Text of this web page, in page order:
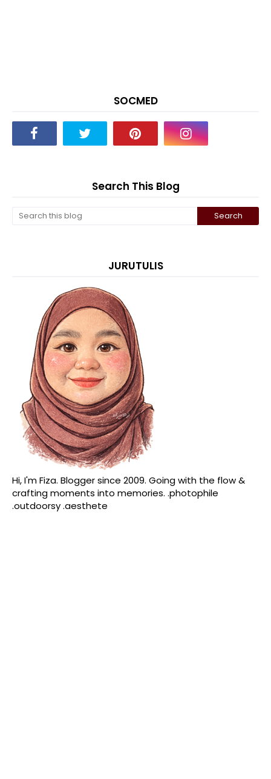
SOCMED
Search This Blog
JURUTULIS
Hi, I'm Fiza. Blogger since 2009. Going with the flow &
crafting moments into memories. .photophile
.outdoorsy .aesthete